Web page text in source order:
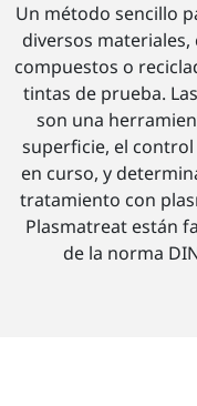
Un método sencillo
diversos
compuestos o
tintas de prueba.
son una
superficie, el
en curso, y
tratamiento con
Plasmatreat están
de la norma